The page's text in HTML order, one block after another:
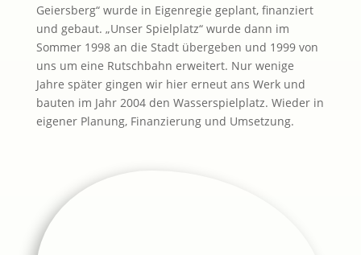
Geiersberg“ wurde in Eigenregie geplant, finanziert
und gebaut. „Unser Spielplatz“ wurde dann im
Sommer 1998 an die Stadt übergeben und 1999 von
uns um eine Rutschbahn erweitert. Nur wenige
Jahre später gingen wir hier erneut ans Werk und
bauten im Jahr 2004 den Wasserspielplatz. Wieder in
eigener Planung, Finanzierung und Umsetzung.